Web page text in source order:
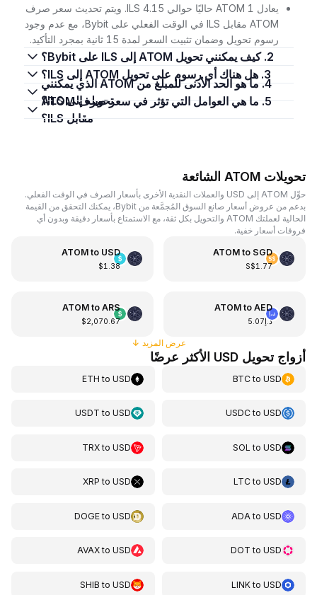
يعادل 1 ATOM حاليًا حوالي 4.15 ILS. ويتم تحديث سعر صرف
ATOM مقابل ILS في الوقت الفعلي على Bybit، مع عدم وجود
رسوم تحويل وضمان تثبيت السعر لمدة 15 ثانية بمجرد التأكيد.
2. كيف يمكنني تحويل ATOM إلى ILS على Bybit؟
3. هل هناك أي رسوم على تحويل ATOM إلى ILS؟
4. ما هو الحد الأدنى للمبلغ من ATOM الذي يمكنني
تحويله إلى ILS؟5. ما هي العوامل التي تؤثر في سعر صرف ATOM
مقابل ILS؟
تحويلات ATOM الشائعة
حوِّل ATOM إلى USD والعملات النقدية الأخرى بأسعار الصرف في الوقت الفعلي.
بدعم من عروض أسعار صانع السوق المُجمَّعة من Bybit، يمكنك التحقق من القيمة
الحالية لعملتك ATOM والتحويل بكل ثقة، مع الاستمتاع بأسعار دقيقة وبدون أي
فروقات أسعار خفية.
ATOM to SGD
S$1.77
ATOM to USD
$1.38
ATOM toAED
د.إ5.07
ATOM toARS
$2,070.67
عرض المزيد ↓
أزواج تحويل USD الأكثر عرضًا
BTCtoUSD
ETH toUSD
USDCtoUSD
USDT toUSD
SOL toUSD
TRXtoUSD
LTCtoUSD
XRP toUSD
ADA toUSD
DOGEtoUSD
DOT toUSD
AVAXtoUSD
LINKtoUSD
SHIB toUSD